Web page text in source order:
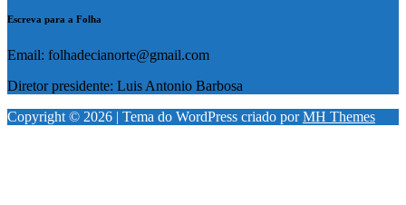
Escreva para a Folha
Email: folhadecianorte@gmail.com
Diretor presidente: Luis Antonio Barbosa
Copyright © 2026 | Tema do WordPress criado porMH Themes